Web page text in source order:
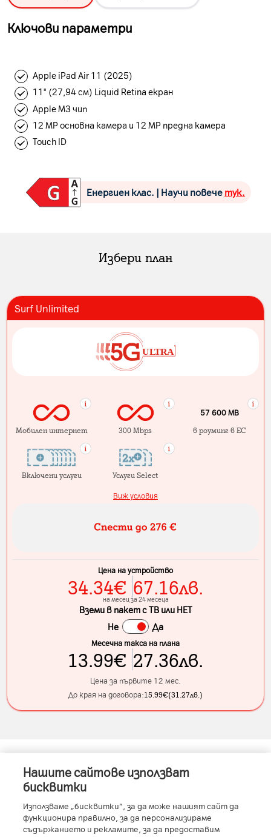
Ключови параметри
Apple iPad Air 11 (2025)
11" (27,94 см) Liquid Retina екран
Apple M3 чип
12 MP основна камера и 12 MP предна камера
Touch ID
Енергиен клас. | Научи повече тук.
Избери план
Surf Unlimited
Мобилен интернет 300 Mbps
57 600 MB
в роуминг в ЕС
Включени услуги Услуги Select
Виж условия
Цена на устройство
34.34€ 67.16лв.
на месец за 24 месеца
Вземи в пакет с ТВ или НЕТ
Не
Да
Месечна такса на плана
13.99€ 27.36лв.
Цена за първите 12 мес.
До края на договора:15.99€(31.27лв. )
Информация за устройството
Нашите сайтове използват
бисквитки
Използваме „бисквитки“, за да може нашият сайт да
функционира правилно, за да персонализираме
съдържанието и рекламите, за да предоставим